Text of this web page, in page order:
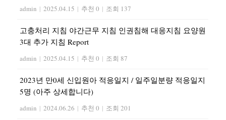
admin | 2025.04.15 | 추천 0 | 조회 137
고충처리 지침 야간근무 지침 인권침해 대응지침 요양원
3대 추가 지침 Report
admin | 2025.04.15 | 추천 0 | 조회 87
2023년 만0세 신입원아 적응일지 / 일주일분량 적응일지
5명 (아주 상세합니다)
admin | 2024.06.26 | 추천 0 | 조회 201